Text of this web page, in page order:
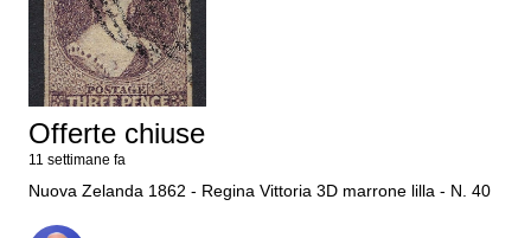
Offerte chiuse
11 settimane fa
Nuova Zelanda 1862 - Regina Vittoria 3D marrone lilla - N. 40